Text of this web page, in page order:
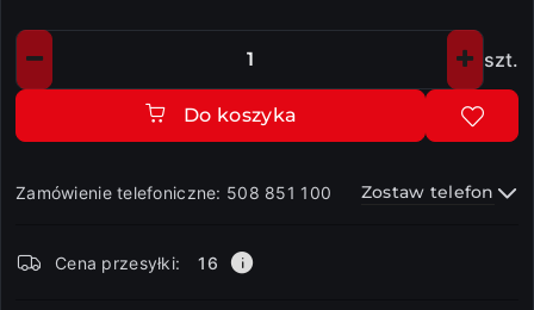
Ilość szt.
Do koszyka
Zamówienie telefoniczne: 508 851 100 Zostaw telefon
i
Cena przesyłki: 16